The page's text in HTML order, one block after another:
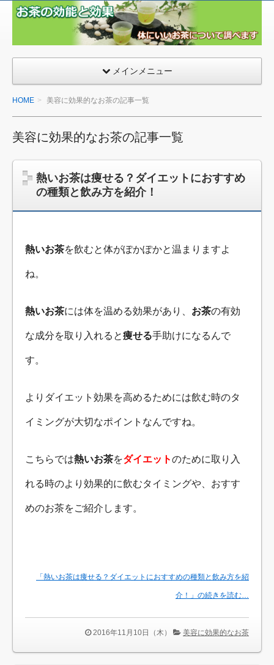
お茶
メインメニュー
HOME 美容に効果的なお茶の記事一覧
美容に効果的なお茶の記事一覧
熱いお茶は痩せる？ダイエットにおすすめ
の種類と飲み方を紹介！
熱いお茶を飲むと体がぽかぽかと温まりますよ
ね。
熱いお茶には体を温める効果があり、 お茶の有効
な成分を取り入れると痩せる手助けになるんで
す。
よりダイエット効果を高めるためには飲む時のタ
イミングが大切なポイントなんですね。
こちらでは熱いお茶をダイエットのために取り入
れる時のより効果的に飲むタイミングや、おすす
めのお茶をご紹介します。
「熱いお茶は痩せる？ダイエットにおすすめの種類と飲み方を紹
介！」の続きを読む…
2016年11月10日（木） 美容に効果的なお茶